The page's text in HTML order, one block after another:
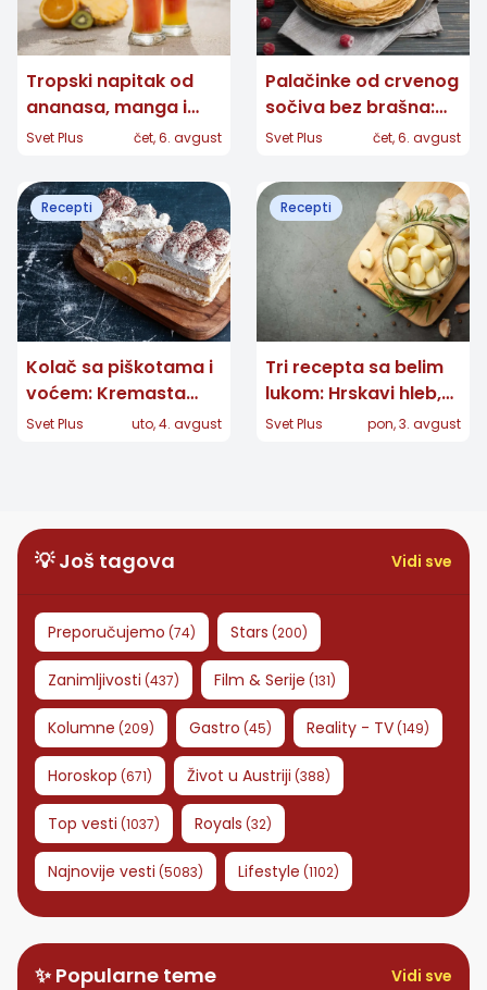
Tropski napitak od
ananasa, manga i
narandže: Osveženje
minuta
Svet Plus čet, 6. avgust
Palačinke od crvenog
sočiva bez brašna:
Jednostavan recept
Svet Plus čet, 6. avgust
Recepti
Kolač sa piškotama i
voćem: Kremasta
poslastica bez
Svet Plus uto, 4. avgust
Recepti
Tri recepta sa belim
lukom: Hrskavi hleb,
kremasti sos i kiseli
Svet Plus pon, 3. avgust
💡 Još tagova Vidi sve
Preporučujemo (74) Stars (200)
Zanimljivosti (437) Film & Serije (131)
Kolumne (209) Gastro (45) Reality - TV(149)
Horoskop (671) Život u Austriji (388)
Top vesti (1037) Royals (32)
Najnovije vesti (5083) Lifestyle (1102)
✨ Popularne teme Vidi sve